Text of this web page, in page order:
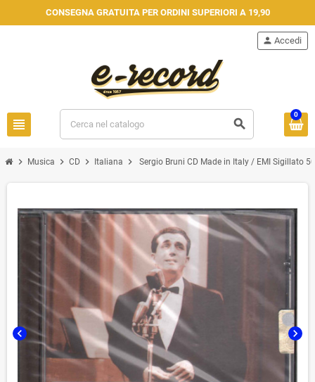
CONSEGNA GRATUITA PER ORDINI SUPERIORI A 19,90
view_headline search
person Accedi
0
chevron_right Musica chevron_right CD chevron_right Italiana chevron_right Sergio Bruni CD Made in Italy / EMI Sigillato
chevron_left chevron_right